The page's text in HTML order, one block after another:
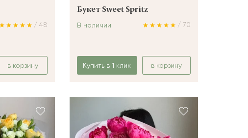
/ 48
в корзину
Букет Sweet Spritz
/ 70
В наличии
Купить в 1 клик в корзину